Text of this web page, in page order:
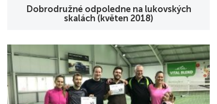
Dobrodružné odpoledne na lukovských
skalách (květen 2018)